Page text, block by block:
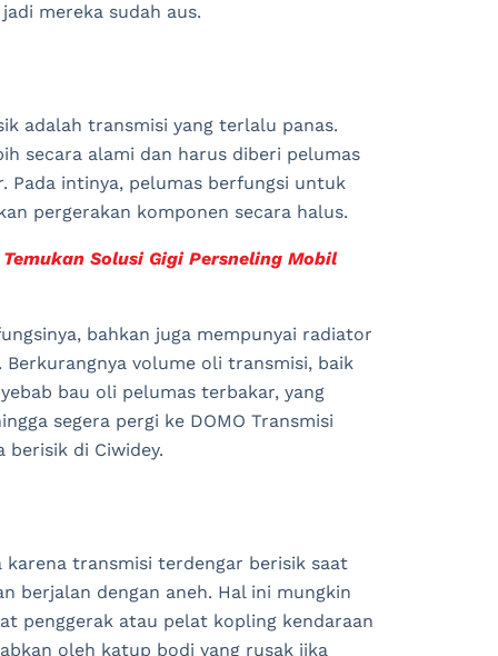
mereka sudah aus.
adalah transmisi yang terlalu panas.
secara alami dan harus diberi pelumas
intinya, pelumas berfungsi untuk
pergerakan komponen secara halus.
Solusi Gigi Persneling Mobil
bahkan juga mempunyai radiator
volume oli transmisi, baik
bau oli pelumas terbakar, yang
segera pergi ke DOMO Transmisi
di Ciwidey.
karena transmisi terdengar berisik saat
berjalan dengan aneh. Hal ini mungkin
penggerak atau pelat kopling kendaraan
oleh katup bodi yang rusak jika